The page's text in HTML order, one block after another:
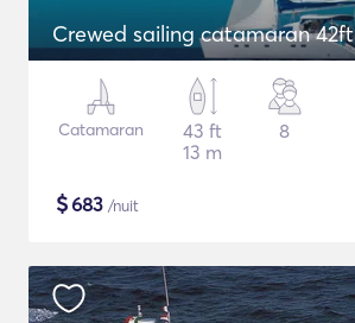
Crewed sailing catamaran 42ft
Catamaran
43 ft
13 m
8
$683 /nuit